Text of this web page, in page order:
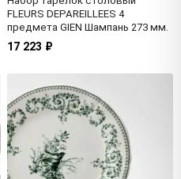
FLEURS DEPAREILLEES 4
предмета GIEN Шампань 273 мм.
17 223 ₽